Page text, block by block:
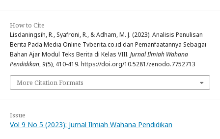
How to Cite
Lisdaningsih, R., Syafroni, R., & Adham, M. J. (2023). Analisis Penulisan
Berita Pada Media Online Tvberita.co.id dan Pemanfaatannya Sebagai
Bahan Ajar Modul Teks Berita di Kelas VIII. Jurnal Ilmiah Wahana
Pendidikan,9(5), 410-419. https://doi.org/10.5281/zenodo.7752713
More Citation Formats
Issue
Vol 9 No 5 (2023): Jurnal Ilmiah Wahana Pendidikan